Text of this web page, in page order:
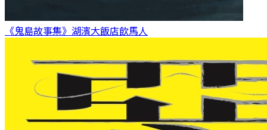
《鬼島故事集》湖濱大飯店飲馬人